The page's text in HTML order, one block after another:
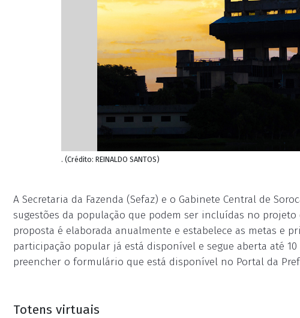
. (Crédito: REINALDO SANTOS)
A Secretaria da Fazenda (Sefaz) e o Gabinete Central de
sugestões da população que podem ser incluídas no projeto
proposta é elaborada anualmente e estabelece as metas e
participação popular já está disponível e segue aberta até
preencher o formulário que está disponível no Portal da
Totens virtuais